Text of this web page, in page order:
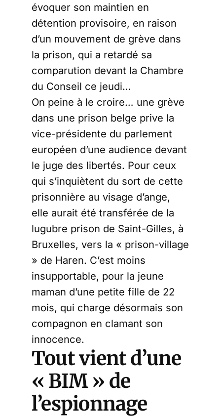
évoquer son maintien en
détention provisoire, en raison
d’un mouvement de grève dans
la prison, qui a retardé sa
comparution devant la Chambre
du Conseil ce jeudi…
On peine à le croire… une grève
dans une prison belge prive la
vice-présidente du parlement
européen d’une audience devant
le juge des libertés. Pour ceux
qui s’inquiètent du sort de cette
prisonnière au visage d’ange,
elle aurait été transférée de la
lugubre prison de Saint-Gilles, à
Bruxelles, vers la « prison-village
» de Haren. C’est moins
insupportable, pour la jeune
maman d’une petite fille de 22
mois, qui charge désormais son
compagnon en clamant son
innocence.
Tout vient d’une
« BIM » de
l’espionnage